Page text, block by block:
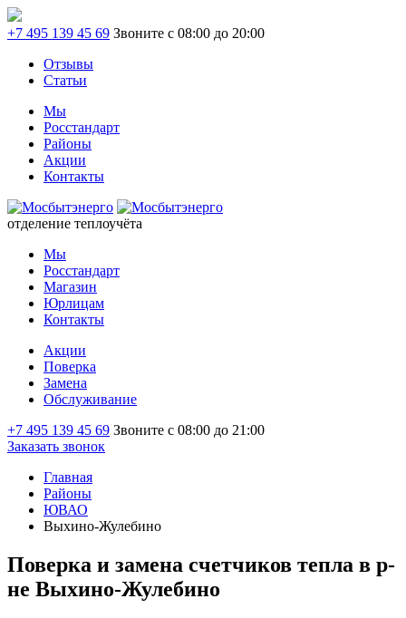
+7 495 139 45 69 Звоните с 08:00 до 20:00
Отзывы
Статьи
Мы
Росстандарт
Районы
Акции
Контакты
отделение теплоучёта
Мы
Росстандарт
Магазин
Юрлицам
Контакты
Акции
Поверка
Замена
Обслуживание
+7 495 139 45 69 Звоните с 08:00 до 21:00
Заказать звонок
Главная
Районы
ЮВАО
Выхино-Жулебино
Поверка и замена счетчиков тепла в р-
не Выхино-Жулебино